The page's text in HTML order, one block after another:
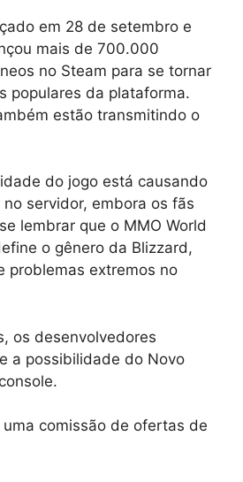
em 28 de setembro e
mais de 700.000
no Steam para se tornar
populares da plataforma.
estão transmitindo o
do jogo está causando
servidor, embora os fãs
lembrar que o MMO World
o gênero da Blizzard,
problemas extremos no
os desenvolvedores
a possibilidade do Novo
comissão de ofertas de